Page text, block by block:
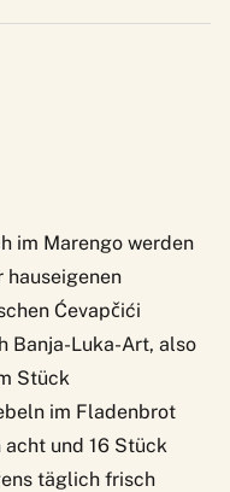
im Marengo werden
hauseigenen
Ćevapčići
Banja-Luka-Art, also
Stück
im Fladenbrot
acht und 16 Stück
täglich frisch